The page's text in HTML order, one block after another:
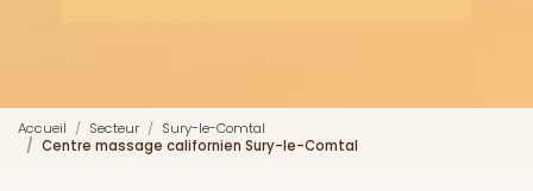
Accueil Secteur
Sury-le-Comtal
Centre massage californien Sury-le-Comtal